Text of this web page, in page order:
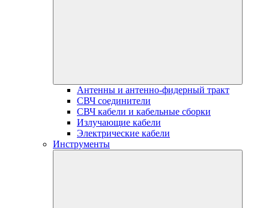
Антенны и антенно-фидерный тракт
СВЧ соединители
СВЧ кабели и кабельные сборки
Излучающие кабели
Электрические кабели
Инструменты